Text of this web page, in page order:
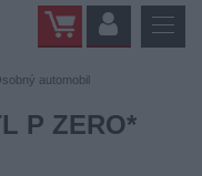
automobil
P ZERO*